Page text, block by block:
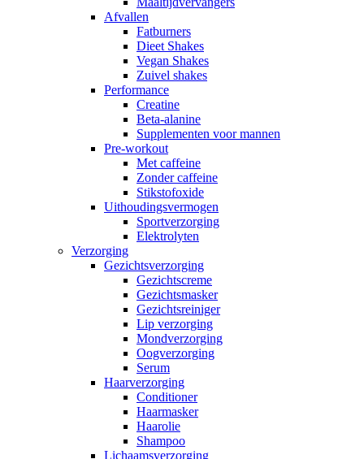
Afvallen
Fatburners
Dieet Shakes
Vegan Shakes
Zuivel shakes
Performance
Creatine
Beta-alanine
Supplementen voor mannen
Pre-workout
Met caffeine
Zonder caffeine
Stikstofoxide
Uithoudingsvermogen
Sportverzorging
Elektrolyten
Verzorging
Gezichtsverzorging
Gezichtscreme
Gezichtsmasker
Gezichtsreiniger
Lip verzorging
Mondverzorging
Oogverzorging
Serum
Haarverzorging
Conditioner
Haarmasker
Haarolie
Shampoo
Lichaamsverzorging